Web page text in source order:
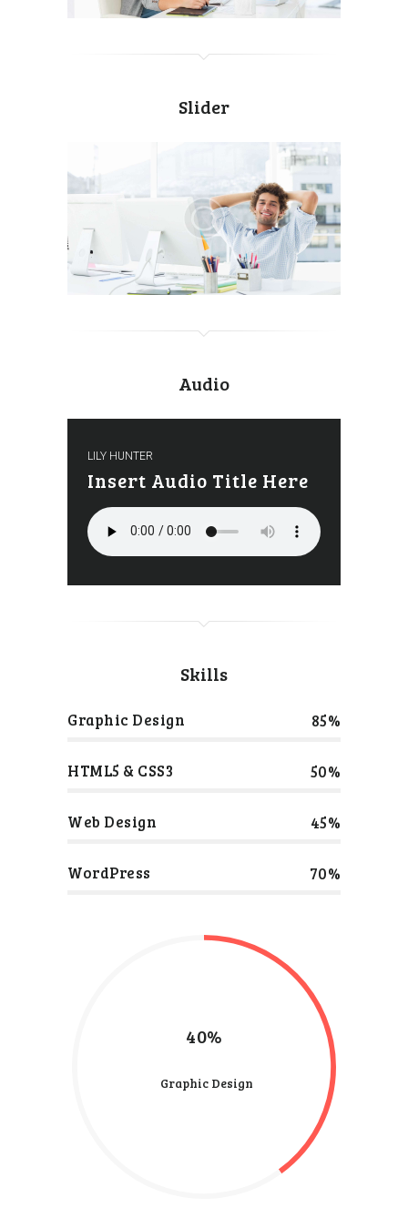
Slider
Audio
LILY HUNTER
Insert Audio Title Here
Skills
Graphic Design 85%
HTML5 & CSS3 50%
Web Design 45%
WordPress 70%
40%
Graphic Design